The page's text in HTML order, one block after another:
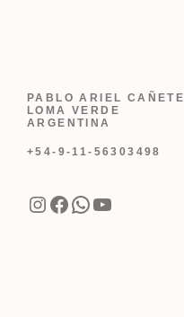
PABLO ARIEL CAÑETE
LOMA VERDE
ARGENTINA
+54-9-11-56303498
Instagram
Facebook
WhatsApp
YouTube